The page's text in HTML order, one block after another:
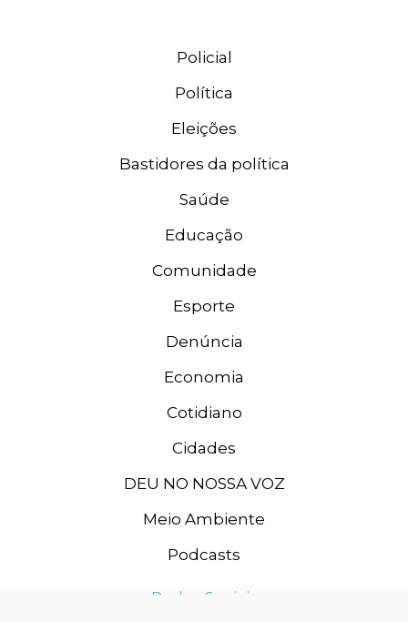
Policial
Política
Eleições
Bastidores da política
Saúde
Educação
Comunidade
Esporte
Denúncia
Economia
Cotidiano
Cidades
DEU NO NOSSA VOZ
Meio Ambiente
Podcasts
Redes Sociais